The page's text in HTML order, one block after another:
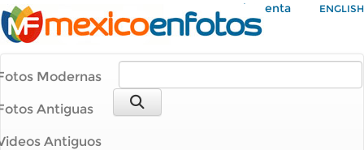
Mi Cuenta ENGLISH
Modernas
Antiguas
Antiguos